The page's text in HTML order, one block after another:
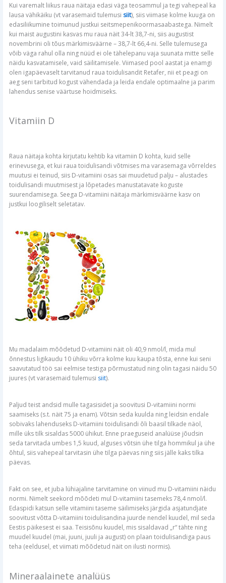
Kui varemalt liikus raua näitaja edasi väga teosammul ja tegi vahepeal ka
lausa vähikäiku (vt varasemaid tulemusisiit), siis viimase kolme kuuga on
edasiliikumine toimunud justkui seitsmepenikoormasaabastega. Nimelt
kui maist augustini kasvas mu raua näit 34-lt 38,7-ni, siis augustist
novembrini oli tõus märkimisväärne – 38,7-lt 66,4-ni. Selle tulemusega
võib väga rahul olla ning nüüd ei ole tähelepanu vaja suunata mitte selle
näidu kasvatamisele, vaid säilitamisele. Viimased pool aastat ja enamgi
olen igapäevaselt tarvitanud raua toidulisandit Retafer, nii et peagi on
aeg seni tarbitud kogust vähendada ja leida endale optimaalne ja parim
lahendus senise väärtuse hoidmiseks.
Vitamiin D
Raua näitaja kohta kirjutatu kehtib ka vitamiin D kohta, kuid selle
erinevusega, et kui raua toidulisandi võtmises ma varasemaga võrreldes
muutusi ei teinud, siis D-vitamiini osas sai muudetud palju – alustades
toidulisandi muutmisest ja lõpetades manustatavate koguste
suurendamisega. Seega D-vitamiini näitaja märkimisväärne kasv on
justkui loogiliselt seletatav.
Mu madalaim mõõdetud D-vitamiini näit oli 40,9 nmol/l, mida mul
õnnestus ligikaudu 10 ühiku võrra kolme kuu kaupa tõsta, enne kui seni
saavutatud töö sai eelmise testiga põrmustatud ning olin tagasi näidu 50
juures (vt varasemaid tulemusi siit).
Paljud teist andsid mulle tagasisidet ja soovitusi D-vitamiini normi
saamiseks (s.t. näit 75 ja enam). Võtsin seda kuulda ning leidsin endale
sobivaks lahenduseks D-vitamiini toidulisandi õli baasil tilkade näol,
mille üks tilk sisaldas 5000 ühikut. Enne praeguseid analüüse jõudsin
seda tarvitada umbes 1,5 kuud, alguses võtsin ühe tilga hommikul ja ühe
õhtul, siis vahepeal tarvitasin ühe tilga päevas ning siis jälle kaks tilka
päevas.
Fakt on see, et juba lühiajaline tarvitamine on viinud mu D-vitamiini näidu
normi. Nimelt seekord mõõdeti mul D-vitamiini tasemeks 78,4 nmol/l.
Edaspidi katsun selle vitamiini taseme säilimiseks järgida asjatundjate
soovitust võtta D-vitamiini toidulisandina juurde nendel kuudel, mil seda
Eestis päikesest ei saa. Teisisõnu kuudel, mis sisaldavad „r“ tähte ning
muudel kuudel (mai, juuni, juuli ja august) on plaan toidulisandiga paus
teha (eeldusel, et viimati mõõdetud näit on ilusti normis).
Mineraalainete analüüs